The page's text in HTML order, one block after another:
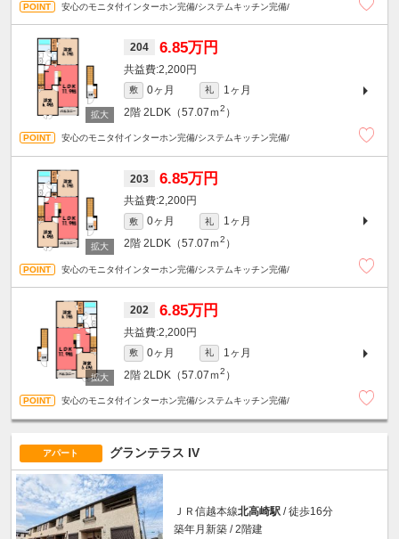
安心のモニタ付インターホン完備/システムキッチン完備/
204 6.85万円
2,200円
敷 0ヶ月 礼
1ヶ月
2階 2LDK（57.07ｍ2 ）
安心のモニタ付インターホン完備/システムキッチン完備/
203 6.85万円
2,200円
敷 0ヶ月 礼
1ヶ月
2階 2LDK（57.07ｍ2 ）
安心のモニタ付インターホン完備/システムキッチン完備/
202 6.85万円
2,200円
敷 0ヶ月 礼
1ヶ月
2階 2LDK（57.07ｍ2 ）
安心のモニタ付インターホン完備/システムキッチン完備/
アパート グランテラス IV
ＪＲ信越本線北高崎駅 / 徒歩16分
築年月新築 / 2階建